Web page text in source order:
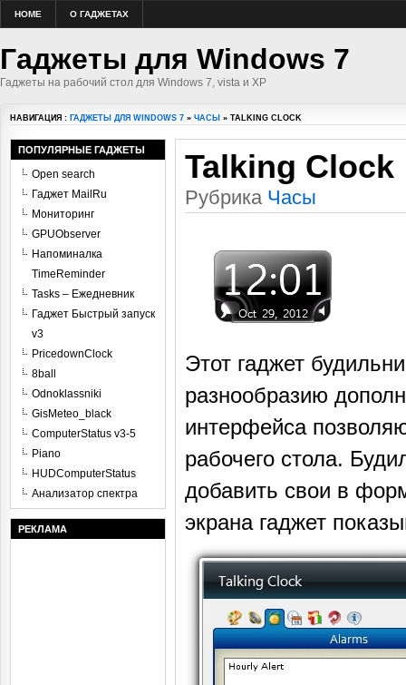
HOME О ГАДЖЕТАХ
Гаджеты для Windows 7
Гаджеты на рабочий стол для Windows 7, vista и XP
НАВИГАЦИЯ : ГАДЖЕТЫ ДЛЯ WINDOWS 7 » ЧАСЫ » TALKING CLOCK
Talking Clock
Рубрика Часы
Этот гаджет
разнообразию
интерфейса
рабочего стола.
добавить свои в
экрана гаджет
ПОПУЛЯРНЫЕ ГАДЖЕТЫ
Open search
Гаджет MailRu
Мониторинг
GPUObserver
Напоминалка
TimeReminder
Tasks – Ежедневник
Гаджет Быстрый запуск
v3
PricedownClock
8ball
Odnoklassniki
GisMeteo_black
ComputerStatus v3-5
Piano
HUDComputerStatus
Анализатор спектра
РЕКЛАМА